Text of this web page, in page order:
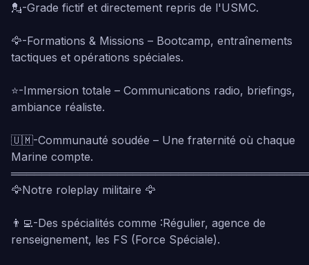
💂-Grade fictif et directement repris de l'USMC.
🦅-Formations & Missions – Bootcamp, entraînements
tactiques et opérations spéciales.
⭐-Immersion totale – Communications radio, briefings,
ambiance réaliste.
🇺🇲-Communauté soudée – Une fraternité où chaque
Marine compte.
🦅Notre roleplay militaire 🦅
👨‍💻-Des spécialités comme :Régulier, agence de
renseignement, les FS (Force Spéciale).